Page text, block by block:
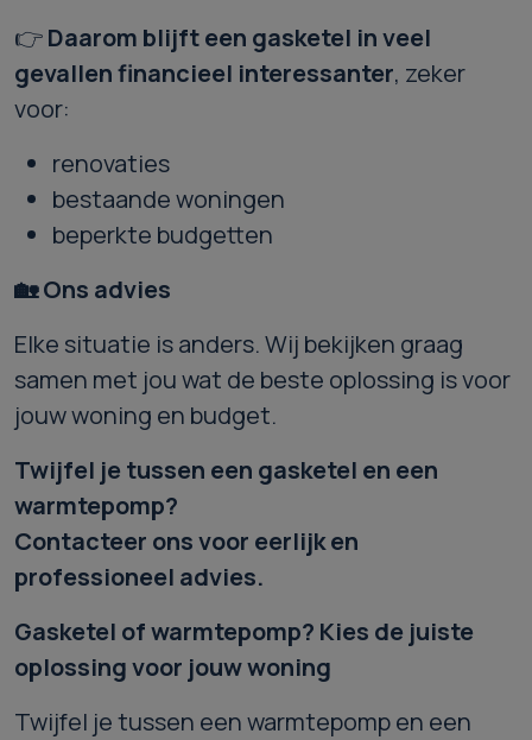
👉Daarom blijft een gasketel in veel
gevallen financieel interessanter, zeker
voor:
renovaties
bestaande woningen
beperkte budgetten
🏡Ons advies
Elke situatie is anders. Wij bekijken graag
samen met jou wat de beste oplossing is voor
jouw woning en budget.
Twijfel je tussen een gasketel en een
warmtepomp?
Contacteer ons voor eerlijk en
professioneel advies.
Gasketel of warmtepomp? Kies de juiste
oplossing voor jouw woning
Twijfel je tussen een warmtepomp en een